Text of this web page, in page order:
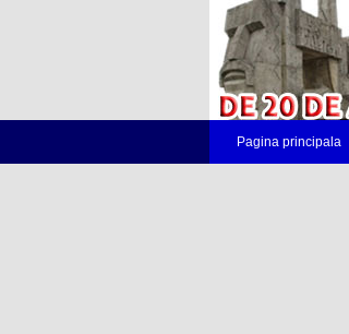
Pagina principala